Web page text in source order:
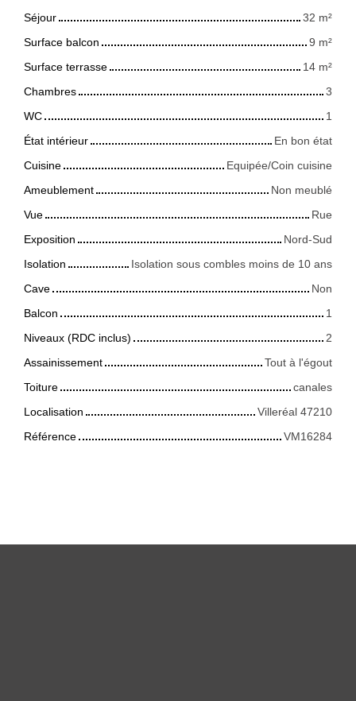
Séjour
32 m²
Surface balcon
9 m²
Surface terrasse
14 m²
Chambres
3
WC
1
État intérieur
En bon état
Cuisine
Equipée/Coin cuisine
Ameublement
Non meublé
Vue
Rue
Exposition
Nord-Sud
Isolation
Isolation sous combles moins de 10 ans
Cave
Non
Balcon
1
Niveaux (RDC inclus)
2
Assainissement
Tout à l'égout
Toiture
canales
Localisation
Villeréal 47210
Référence
VM16284